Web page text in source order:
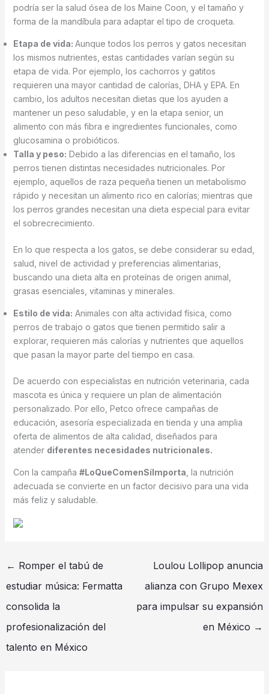
podría ser la salud ósea de los Maine Coon, y el tamaño y
forma de la mandíbula para adaptar el tipo de croqueta.
Etapa de vida: Aunque todos los perros y gatos necesitan
los mismos nutrientes, estas cantidades varían según su
etapa de vida. Por ejemplo, los cachorros y gatitos
requieren una mayor cantidad de calorías, DHA y EPA. En
cambio, los adultos necesitan dietas que los ayuden a
mantener un peso saludable, y en la etapa senior, un
alimento con más fibra e ingredientes funcionales, como
glucosamina o probióticos.
Talla y peso: Debido a las diferencias en el tamaño, los
perros tienen distintas necesidades nutricionales. Por
ejemplo, aquellos de raza pequeña tienen un metabolismo
rápido y necesitan un alimento rico en calorías; mientras que
los perros grandes necesitan una dieta especial para evitar
el sobrecrecimiento.
En lo que respecta a los gatos, se debe considerar su edad,
salud, nivel de actividad y preferencias alimentarias,
buscando una dieta alta en proteínas de origen animal,
grasas esenciales, vitaminas y minerales.
Estilo de vida: Animales con alta actividad física, como
perros de trabajo o gatos que tienen permitido salir a
explorar, requieren más calorías y nutrientes que aquellos
que pasan la mayor parte del tiempo en casa.
De acuerdo con especialistas en nutrición veterinaria, cada
mascota es única y requiere un plan de alimentación
personalizado. Por ello, Petco ofrece campañas de
educación, asesoría especializada en tienda y una amplia
oferta de alimentos de alta calidad, diseñados para
atender diferentes necesidades nutricionales.
Con la campaña #LoQueComenSíImporta , la nutrición
adecuada se convierte en un factor decisivo para una vida
más feliz y saludable.
← Romper el tabú de
estudiar música: Fermatta
consolida la
profesionalización del
talento en México
Loulou Lollipop anuncia
alianza con Grupo Mexex
para impulsar su expansión
en México →